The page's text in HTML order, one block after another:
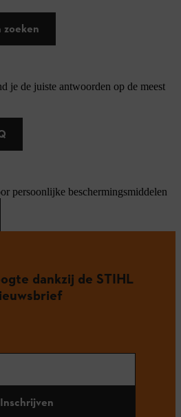
zoeken
je de juiste antwoorden op de meest
persoonlijke beschermingsmiddelen
dankzij de STIHL
Inschrijven